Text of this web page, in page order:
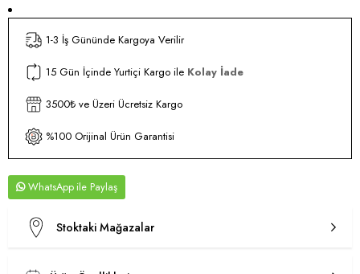
1-3 İş Gününde Kargoya Verilir
15 Gün İçinde Yurtiçi Kargo ile Kolay İade
3500₺ ve Üzeri Ücretsiz Kargo
%100 Orijinal Ürün Garantisi
WhatsApp
Stoktaki Mağazalar